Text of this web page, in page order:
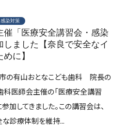
染対策
催「医療安全講習会・感染
しました【奈良で安全なイ
に】
の有山おとなこども歯科 院長の
科医師会主催の「医療安全講習
加してきました。この講習会は、
診療体制を維持...